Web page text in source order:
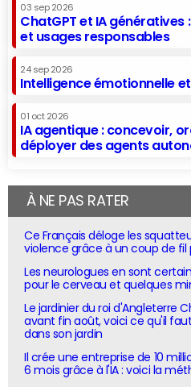
03 sep 2026
ChatGPT et IA génératives
et usages responsables
24 sep 2026
Intelligence émotionnelle
01 oct 2026
IA agentique : concevoir,
déployer des agents
À NE PAS RATER
Ce Français déloge les
violence grâce à un coup de
Les neurologues en sont
pour le cerveau et quelques
Le jardinier du roi d'Angleterre
avant fin août, voici ce qu'il
dans son jardin
Il crée une entreprise de 10
6 mois grâce à l'IA : voici la